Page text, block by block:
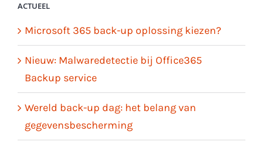
ACTUEEL
Microsoft 365 back-up oplossing kiezen?
Nieuw: Malwaredetectie bij Office365
Backup service
Wereld back-up dag: het belang van
gegevensbescherming